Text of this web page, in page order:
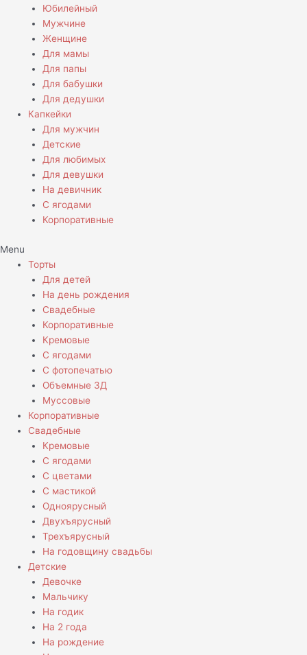
Юбилейный
Мужчине
Женщине
Для мамы
Для папы
Для бабушки
Для дедушки
Капкейки
Для мужчин
Детские
Для любимых
Для девушки
На девичник
С ягодами
Корпоративные
Menu
Торты
Для детей
На день рождения
Свадебные
Корпоративные
Кремовые
С ягодами
С фотопечатью
Объемные 3Д
Муссовые
Корпоративные
Свадебные
Кремовые
С ягодами
С цветами
С мастикой
Одноярусный
Двухъярусный
Трехъярусный
На годовщину свадьбы
Детские
Девочке
Мальчику
На годик
На 2 года
На рождение